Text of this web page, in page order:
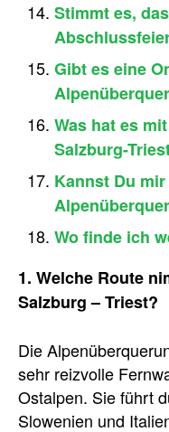
Stimmt es,
Gibt es eine
Was hat es
Salzburg-
Kannst Du
Wo finde ich
1. Welche Route
Salzburg – Triest?
Die
sehr reizvolle
Ostalpen. Sie führt
Slowenien und